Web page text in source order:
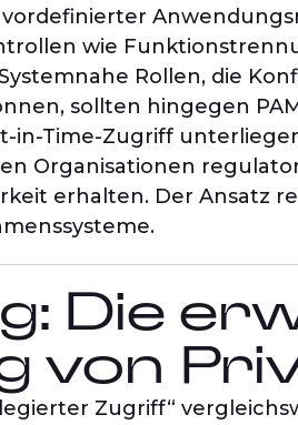
wie
Rollen, die
sollten hingegen
in-Time-Zugriff
Organisationen
erhalten. Der Ansatz
Die
von
Zugriff“